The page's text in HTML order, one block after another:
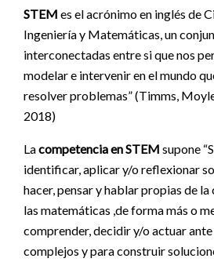
STEM es el acrónimo en inglés de
Ingeniería y Matemáticas, un
interconectadas entre si que nos
modelar e intervenir en el mundo
resolver problemas” (Timms,
2018)
Lacompetencia en STEM supone
identificar, aplicar y/o reflexionar
hacer, pensar y hablar propias de
las matemáticas ,de forma más o
comprender, decidir y/o actuar
complejos y para construir